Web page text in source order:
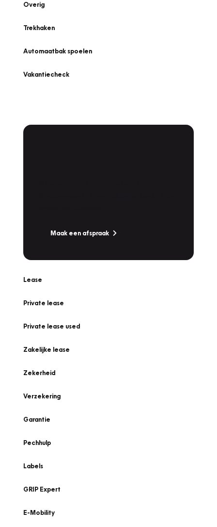
Overig
Trekhaken
Automaatbak spoelen
Vakantiecheck
Maak een afspraak
Lease
Private lease
Private lease used
Zakelijke lease
Zekerheid
Verzekering
Garantie
Pechhulp
Labels
GRIP Expert
E-Mobility